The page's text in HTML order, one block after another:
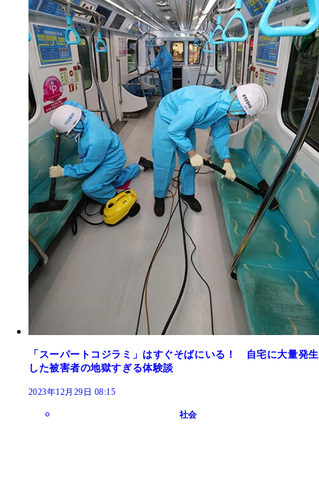
「スーパートコジラミ」はすぐそばにいる！ 自宅に大量発生
した被害者の地獄すぎる体験談
2023年12月29日 08:15
社会